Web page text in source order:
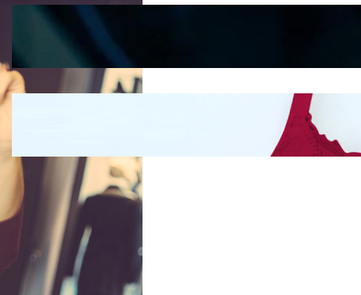
Kepribadian
Mengintip Kepribadian
Wanita Dari Warna Bra